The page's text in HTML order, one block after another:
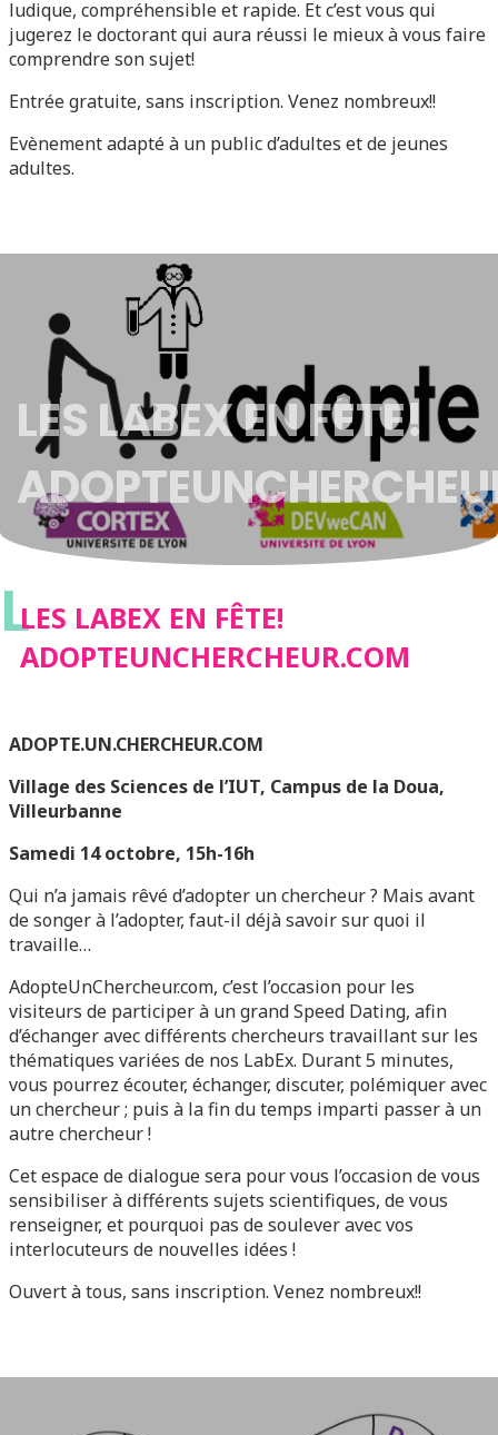
ludique, compréhensible et rapide. Et c’est vous qui
jugerez le doctorant qui aura réussi le mieux à vous faire
comprendre son sujet!
Entrée gratuite, sans inscription. Venez nombreux!!
Evènement adapté à un public d’adultes et de jeunes
adultes.
LES LABEX EN FÊTE!
LLES LABEX EN FÊTE!
ADOPTEUNCHERCHEUR.COM
ADOPTE.UN.CHERCHEUR.COM
Village des Sciences de l’IUT, Campus de la Doua,
Villeurbanne
Samedi 14 octobre, 15h-16h
Qui n’a jamais rêvé d’adopter un chercheur ? Mais avant
de songer à l’adopter, faut-il déjà savoir sur quoi il
travaille…
AdopteUnChercheur.com, c’est l’occasion pour les
visiteurs de participer à un grand Speed Dating, afin
d’échanger avec différents chercheurs travaillant sur les
thématiques variées de nos LabEx. Durant 5 minutes,
vous pourrez écouter, échanger, discuter, polémiquer avec
un chercheur ; puis à la fin du temps imparti passer à un
autre chercheur !
Cet espace de dialogue sera pour vous l’occasion de vous
sensibiliser à différents sujets scientifiques, de vous
renseigner, et pourquoi pas de soulever avec vos
interlocuteurs de nouvelles idées !
Ouvert à tous, sans inscription. Venez nombreux!!